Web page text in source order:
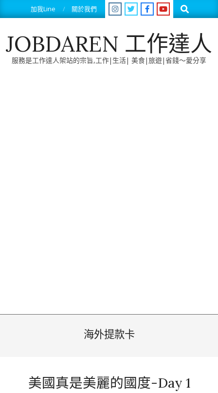
to
加我Line 關於我們 Search
JOBDAREN 工作達人
服務是工作達人架站的宗旨,工作|生活| 美食|旅遊|省錢～愛分享
海外提款卡
美國真是美麗的國度-Day 1